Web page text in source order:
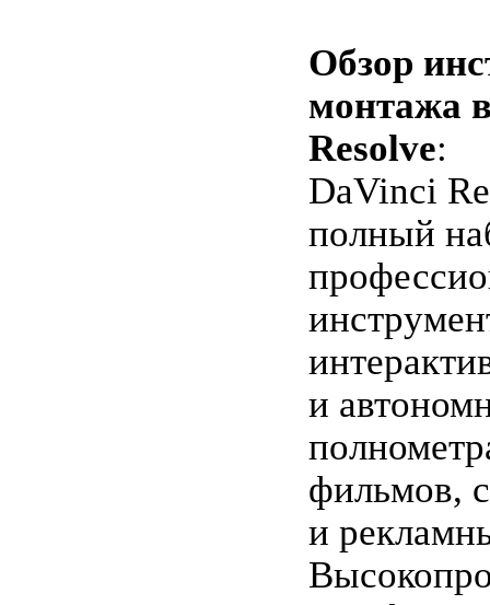
Обзор
монтажа
Resolve:
DaVinci
полный
и
фильмов,
и